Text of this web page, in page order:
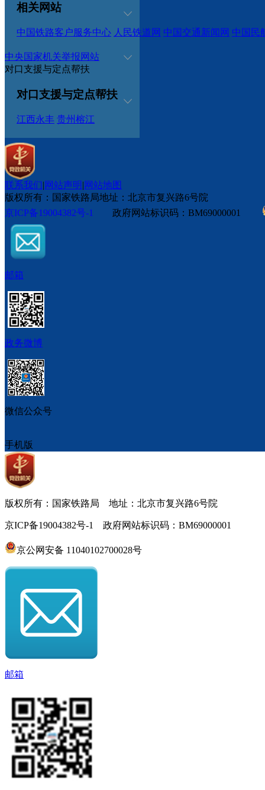
相关网站
中国铁路客户服务中心 人民铁道网 中国交通新闻网 中国民
中央国家机关举报网站
对口支援与定点帮扶
对口支援与定点帮扶
江西永丰 贵州榕江
联系我们|网站声明|网站地图
版权所有：国家铁路局地址：北京市复兴路6号院
京ICP备19004382号-1
政府网站标识码：BM69000001
邮箱
政务微博
微信公众号
手机版
版权所有：国家铁路局 地址：北京市复兴路6号院
京ICP备19004382号-1 政府网站标识码：BM69000001
京公网安备 11040102700028号
邮箱